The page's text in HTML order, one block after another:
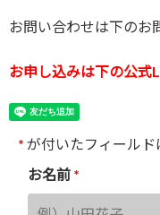
お問い合わせは下のお
お申し込みは下の公式
* が付いたフィールド
お名前 *